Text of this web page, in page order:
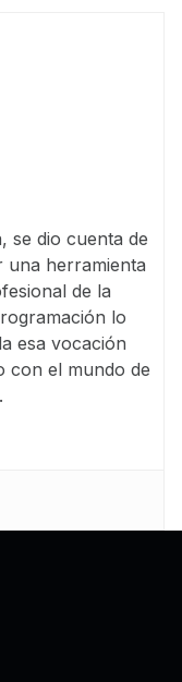
se dio cuenta de
una herramienta
de la
lo
esa vocación
con el mundo de